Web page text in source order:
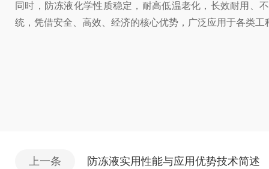
同时，防冻液化学性质稳定，耐高低温老化，长效耐用、
统，凭借安全、高效、经济的核心优势，广泛应用于各类工
上一条 防冻液实用性能与应用优势技术简述